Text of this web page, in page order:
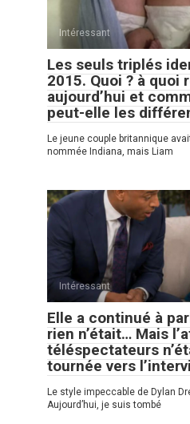
Intéressant
Les seuls triplés
2015. Quoi ? à quoi
aujourd’hui et
peut-elle les
Le jeune couple britannique
nommée Indiana, mais Liam
Intéressant
Elle a continué à
rien n’était… Mais
téléspectateurs
tournée vers
Le style impeccable de Dylan
Aujourd’hui, je suis tombé